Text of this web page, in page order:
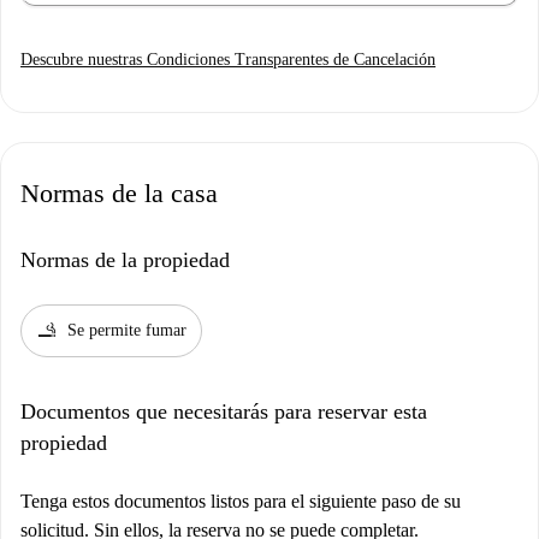
Descubre nuestras Condiciones Transparentes de Cancelación
Normas de la casa
Normas de la propiedad
smoking_rooms Se permite fumar
Documentos que necesitarás para reservar esta
propiedad
Tenga estos documentos listos para el siguiente paso de su
solicitud. Sin ellos, la reserva no se puede completar.